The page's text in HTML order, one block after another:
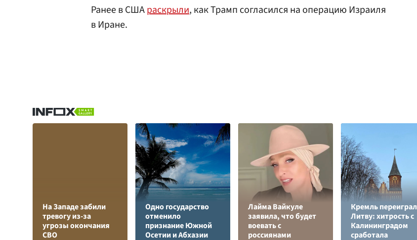
Ранее в СШАраскрыли, как Трамп согласился на операцию Израиля
в Иране.
На Западе забили
тревогу из-за
угрозы окончания
СВО
Одно государство
отменило
признание Южной
Осетии и Абхазии
Лайма Вайкуле
заявила, что будет
воевать с
россиянами
Кремль переиграл
Литву: хитрость с
Калининградом
сработала